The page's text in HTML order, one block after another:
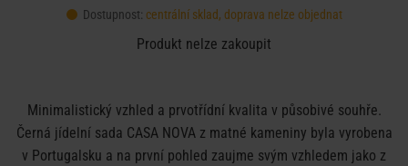
Dostupnost: centrální sklad, doprava nelze objednat
Produkt nelze zakoupit
Minimalistický vzhled a prvotřídní kvalita v působivé souhře.
Černá jídelní sada CASA NOVA z matné kameniny byla vyrobena
v Portugalsku a na první pohled zaujme svým vzhledem jako z